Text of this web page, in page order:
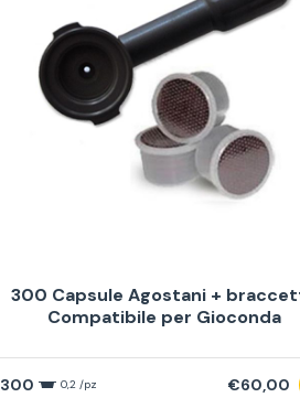
300 Capsule Agostani +
Compatibile per Gioconda
300 0,2 /pz €60,00